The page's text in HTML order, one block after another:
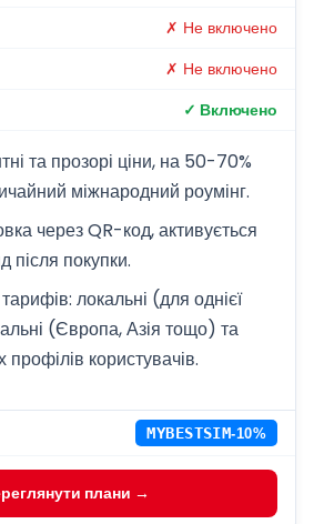
✗ Не включено
✗ Не включено
✓ Включено
та прозорі ціни, на 50-70%
міжнародний роумінг.
через QR-код, активується
після покупки.
локальні (для однієї
(Європа, Азія тощо) та
профілів користувачів.
MYBESTSIM-10%
плани →